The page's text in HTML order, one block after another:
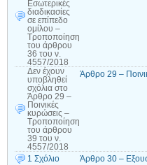
Εσωτερικές
διαδικασίες
σε επίπεδο
ομίλου –
Τροποποίηση
του άρθρου
36 του ν.
4557/2018
Δεν έχουν
υποβληθεί
σχόλια στο
Άρθρο 29 –
Ποινικές
κυρώσεις –
Τροποποίηση
του άρθρου
39 του ν.
4557/2018
Άρθρο 29 –
1 Σχόλιο
Άρθρο 30 –